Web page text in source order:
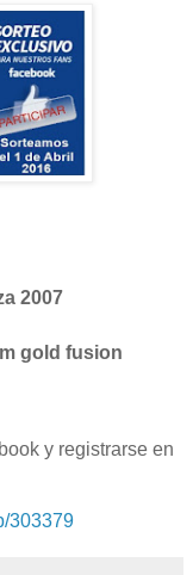
2007
gold fusion
y registrarse en
303379